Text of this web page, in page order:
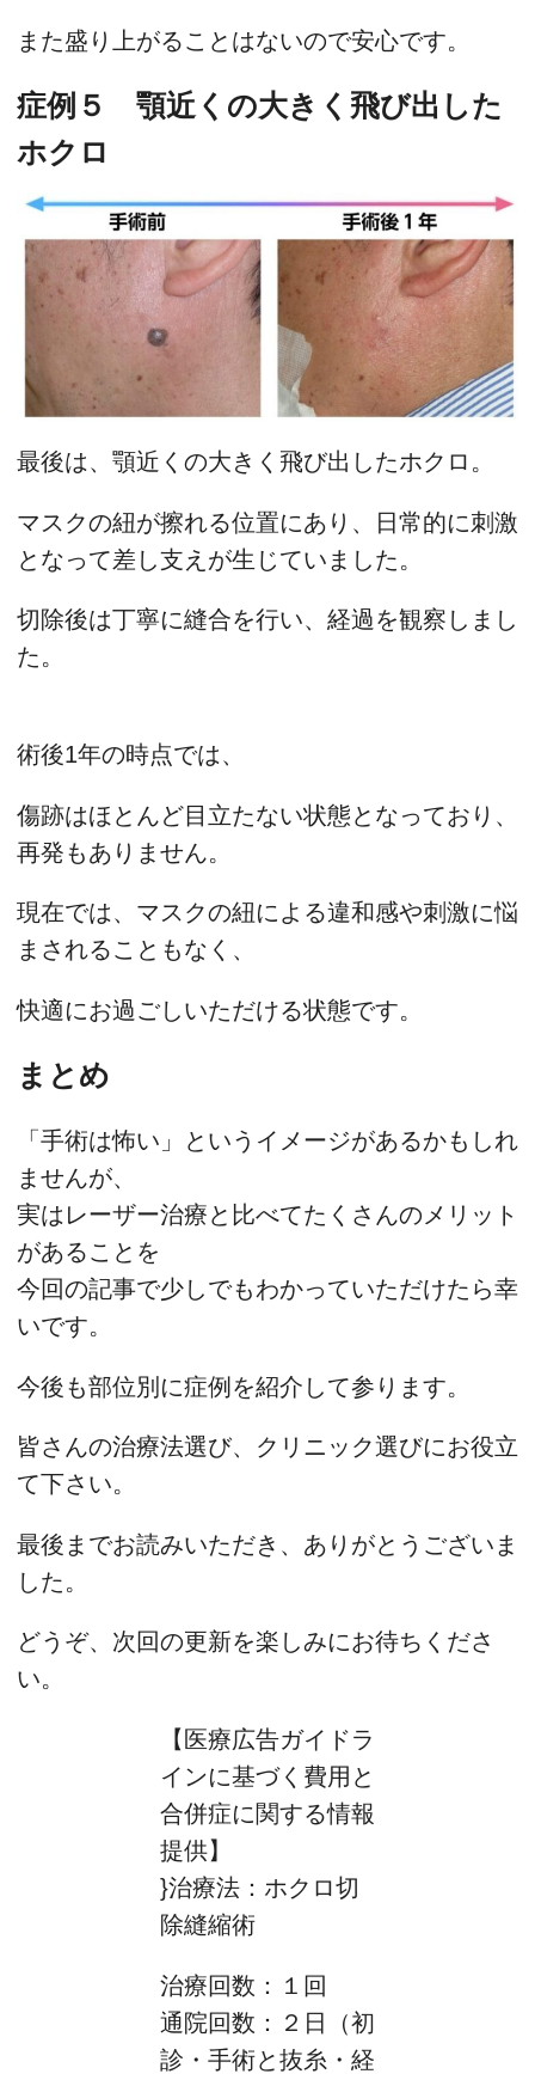
また盛り上がることはないので安心です。
症例５ 顎近くの大きく飛び出した
ホクロ
最後は、顎近くの大きく飛び出したホクロ。
マスクの紐が擦れる位置にあり、日常的に刺激
となって差し支えが生じていました。
切除後は丁寧に縫合を行い、経過を観察しまし
た。
術後1年の時点では、
傷跡はほとんど目立たない状態となっており、
再発もありません。
現在では、マスクの紐による違和感や刺激に悩
まされることもなく、
快適にお過ごしいただける状態です。
まとめ
「手術は怖い」というイメージがあるかもしれ
ませんが、
実はレーザー治療と比べてたくさんのメリット
があることを
今回の記事で少しでもわかっていただけたら幸
いです。
今後も部位別に症例を紹介して参ります。
皆さんの治療法選び、クリニック選びにお役立
て下さい。
最後までお読みいただき、ありがとうございま
した。
どうぞ、次回の更新を楽しみにお待ちくださ
い。
【医療広告ガイドラ
インに基づく費用と
合併症に関する情報
提供】
}治療法：ホクロ切
除縫縮術
治療回数：１回
通院回数：２日（初
診・手術と抜糸・経